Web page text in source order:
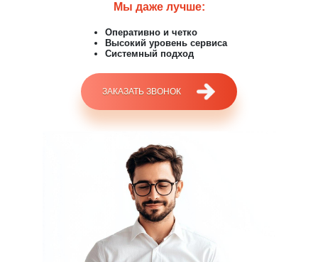
Мы даже лучше:
Оперативно и четко
Высокий уровень сервиса
Системный подход
ЗАКАЗАТЬ ЗВОНОК